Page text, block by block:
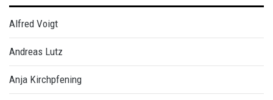
Alfred Voigt
Andreas Lutz
Anja Kirchpfening